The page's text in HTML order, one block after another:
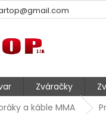
Zváračky
a káble MMA